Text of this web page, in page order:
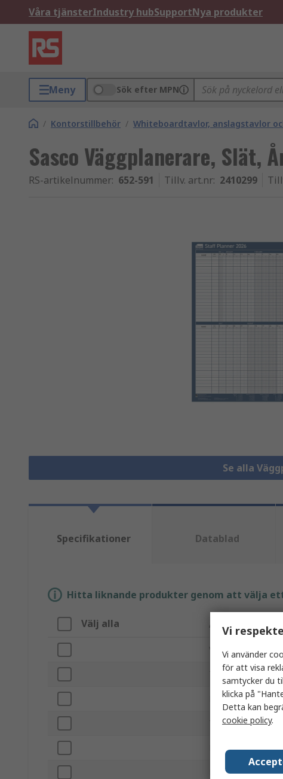
Våra tjänsterIndustry hubSupportNya produkter
Meny Sök efter MPN
/ Kontorstillbehör / Whiteboardtavlor, anslagstavlor
Sasco Väggplanerare, Slät,
RS-artikelnummer: 652-591 Tillv. art.nr: 2410299
Se alla
Specifikationer Datablad
Hitta liknande produkter genom att välja
Välj alla Attribut
Varumärke
Typ av yta
Produkttyp
Tidsperiodformat
Magnetisk
Höjd
Vi
Vi använder
för att visa
samtycker du
klicka på
Detta kan
cookie policy.